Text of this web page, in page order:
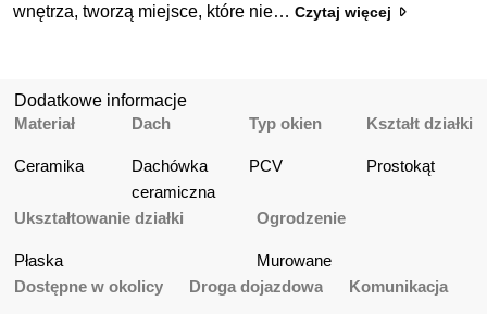
wnętrza, tworzą miejsce, które nie… Czytaj więcej
Dodatkowe informacje
Materiał
Ceramika
Dach
Dachówka
ceramiczna
Typ okien
PCV
Kształt działki
Prostokąt
Ukształtowanie działki
Płaska
Ogrodzenie
Murowane
Dostępne w okolicy
Droga dojazdowa Komunikacja